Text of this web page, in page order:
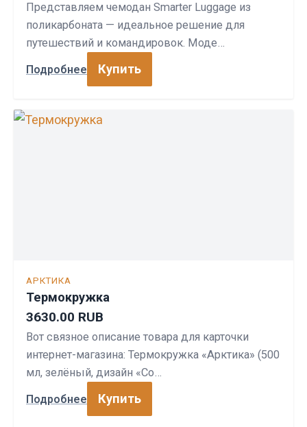
Представляем чемодан Smarter Luggage из
поликарбоната — идеальное решение для
путешествий и командировок. Моде…
Подробнее Купить
АРКТИКА
Термокружка
3630.00 RUB
Вот связное описание товара для карточки
интернет-магазина: Термокружка «Арктика» (500
мл, зелёный, дизайн «Со…
Подробнее Купить